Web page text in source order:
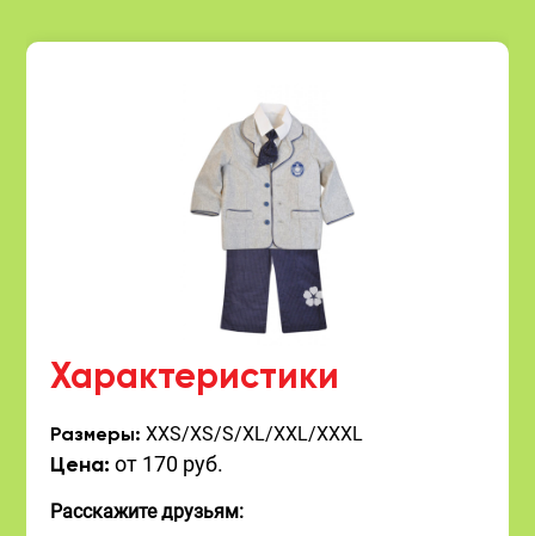
Характеристики
Размеры:XXS/XS/S/XL/XXL/XXXL
Цена: от 170 руб.
Расскажите друзьям: